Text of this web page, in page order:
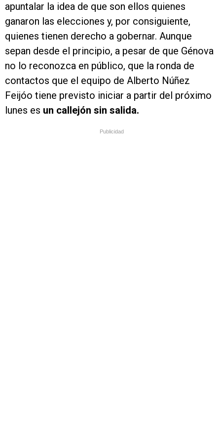
apuntalar la idea de que son ellos quienes
ganaron las elecciones y, por consiguiente,
quienes tienen derecho a gobernar. Aunque
sepan desde el principio, a pesar de que Génova
no lo reconozca en público, que la ronda de
contactos que el equipo de Alberto Núñez
Feijóo tiene previsto iniciar a partir del próximo
lunes es un callejón sin salida.
Publicidad